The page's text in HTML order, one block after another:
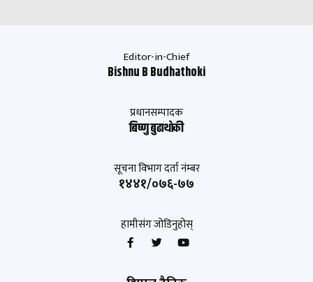
Editor-in-Chief
Bishnu B Budhathoki
प्रधानसम्पादक
बिष्णु बुढाथाेकी
सूचना विभाग दर्ता नंम्बर
१४४१/०७६-७७
हामीसंग जोडिनुहोस्